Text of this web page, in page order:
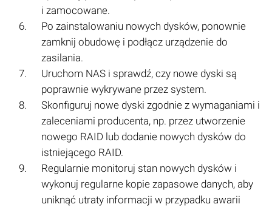
i zamocowane.
Po zainstalowaniu nowych dysków, ponownie
zamknij obudowę i podłącz urządzenie do
zasilania.
Uruchom NAS i sprawdź, czy nowe dyski są
poprawnie wykrywane przez system.
Skonfiguruj nowe dyski zgodnie z wymaganiami i
zaleceniami producenta, np. przez utworzenie
nowego RAID lub dodanie nowych dysków do
istniejącego RAID.
Regularnie monitoruj stan nowych dysków i
wykonuj regularne kopie zapasowe danych, aby
uniknąć utraty informacji w przypadku awarii